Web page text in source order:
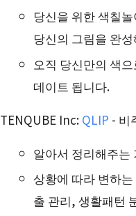
당신을 위한 색칠
당신의 그림을 완
오직 당신만의 색
데이트 됩니다.
TENQUBE Inc: QLIP - 비
알아서 정리해주는
상황에 따라 변하
출 관리, 생활패턴